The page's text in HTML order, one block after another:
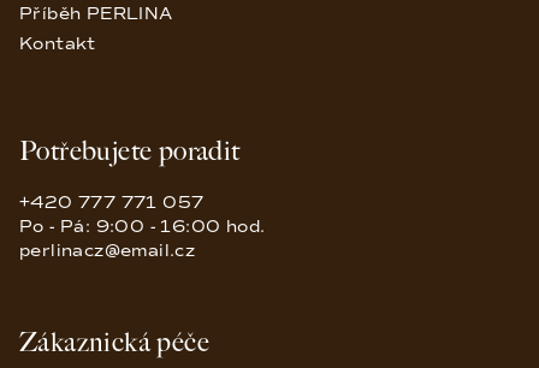
Příběh PERLINA
Kontakt
Potřebujete poradit
+420 777 771 057
Po - Pá: 9:00 - 16:00 hod.
perlinacz@email.cz
Zákaznická péče